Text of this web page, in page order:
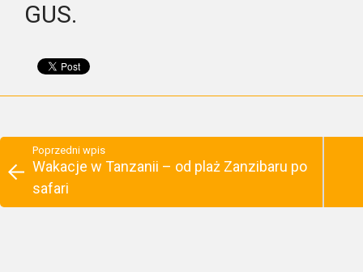
GUS.
Poprzedni wpis
Wakacje w Tanzanii – od plaż Zanzibaru po
safari